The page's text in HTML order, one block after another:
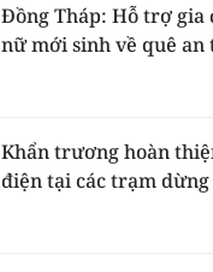
Đồng Tháp: Hỗ trợ gia
nữ mới sinh về quê an
Khẩn trương hoàn
điện tại các trạm